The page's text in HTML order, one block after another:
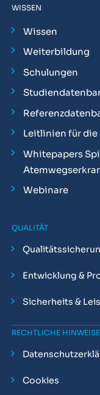
WISSEN
Wissen
Weiterbildung
Schulungen
Leitlinien für die
Whitepapers
Webinare
QUALITÄT
Entwicklung &
Sicherheits &
RECHTLICHE HINWEISE
Cookies